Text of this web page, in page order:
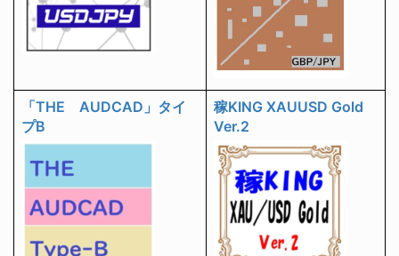
「THE AUDCAD」タイ
プB
稼KING XAUUSD Gold
Ver.2